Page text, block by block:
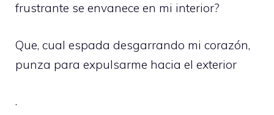
frustrante se envanece en mi interior?
Que, cual espada desgarrando mi corazón,
punza para expulsarme hacia el exterior
.